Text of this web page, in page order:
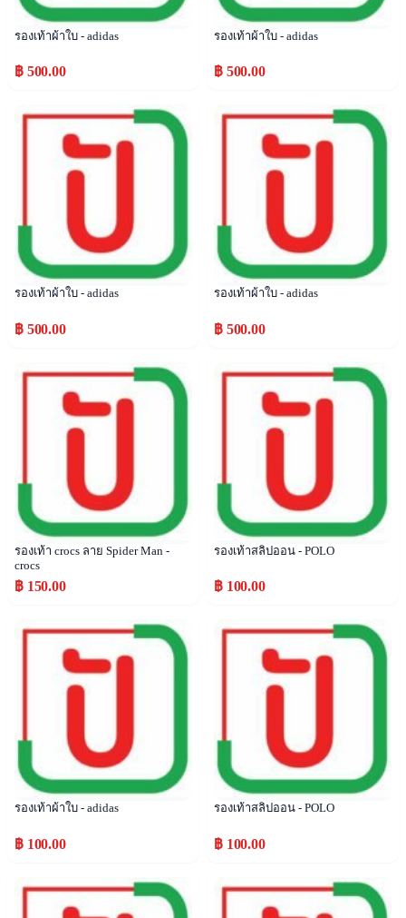
รองเท้าผ้าใบ - adidas
฿ 500.00
รองเท้าผ้าใบ - adidas
฿ 500.00
Popular
รองเท้าผ้าใบ - adidas
฿ 500.00
Popular
รองเท้าผ้าใบ - adidas
฿ 500.00
Popular
รองเท้า crocs ลาย Spider Man -
crocs
฿ 150.00
Popular
รองเท้าสลิปออน - POLO
฿ 100.00
Popular
รองเท้าผ้าใบ - adidas
฿ 100.00
Popular
รองเท้าสลิปออน - POLO
฿ 100.00
Popular Popular